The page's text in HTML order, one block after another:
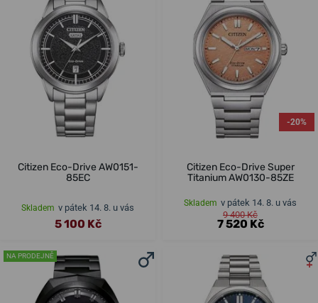
Citizen Eco-Drive AW0151-
85EC
Skladem v pátek 14. 8. u vás
5 100 Kč
-20%
Citizen Eco-Drive Super
Titanium AW0130-85ZE
Skladem v pátek 14. 8. u vás
9 400 Kč
7 520 Kč
NA PRODEJNĚ